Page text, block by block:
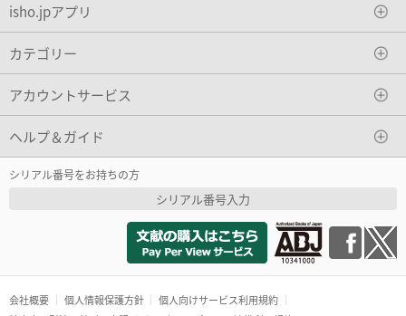
isho.jpアプリ
カテゴリー
アカウントサービス
ヘルプ＆ガイド
シリアル番号をお持ちの方
シリアル番号入力
会社概要 個人情報保護方針
個人向けサービス利用規約